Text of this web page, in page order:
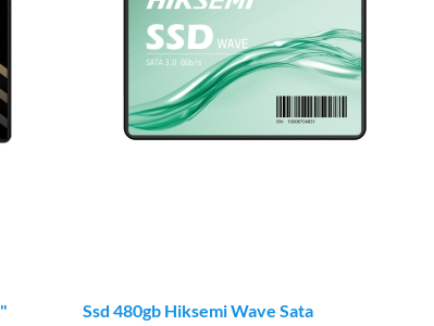
Ssd 480gb Hiksemi Wave Sata